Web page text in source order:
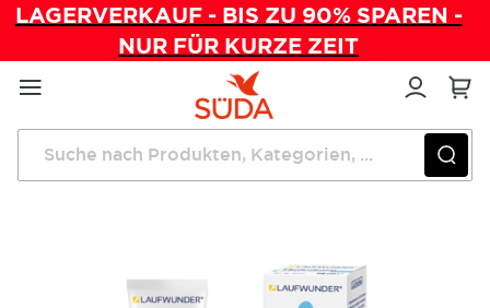
LAGERVERKAUF - BIS ZU 90% SPAREN -
NUR FÜR KURZE ZEIT
Direkt
zum
Inhalt
Startseite Pflegeprodukte Laufwunder Hydrobalm